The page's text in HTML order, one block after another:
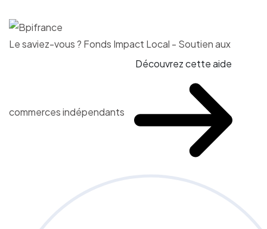
Le saviez-vous ? Fonds Impact Local - Soutien aux
commerces indépendants
Découvrez cette aide